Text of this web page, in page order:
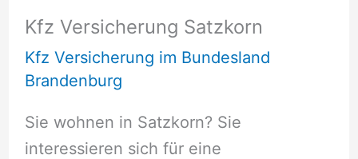
Kfz Versicherung Satzkorn
Kfz Versicherung im Bundesland
Brandenburg
Sie wohnen in Satzkorn? Sie
interessieren sich für eine